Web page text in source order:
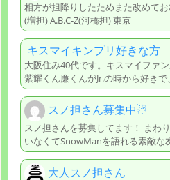
相方が担降りしたためまた改めて
(増担) A.B.C-Z(河橋担) 東京
キスマイキンプリ好きな方
大阪住み40代です。キスマイファ
紫耀くん廉くんがJr.の時から好きで
スノ担さん募集中☃
スノ担さんを募集してます！ まわ
いなくてSnowManを語れる素敵な
大人スノ担さん